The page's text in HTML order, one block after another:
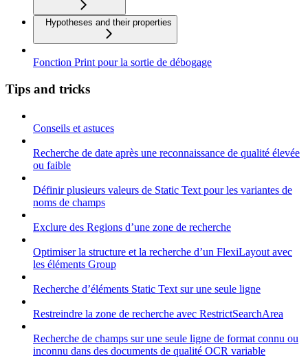
Hypotheses and their properties
Fonction Print pour la sortie de débogage
Tips and tricks
Conseils et astuces
Recherche de date après une reconnaissance de qualité élevée
ou faible
Définir plusieurs valeurs de Static Text pour les variantes de
noms de champs
Exclure des Regions d’une zone de recherche
Optimiser la structure et la recherche d’un FlexiLayout avec
les éléments Group
Recherche d’éléments Static Text sur une seule ligne
Restreindre la zone de recherche avec RestrictSearchArea
Recherche de champs sur une seule ligne de format connu ou
inconnu dans des documents de qualité OCR variable